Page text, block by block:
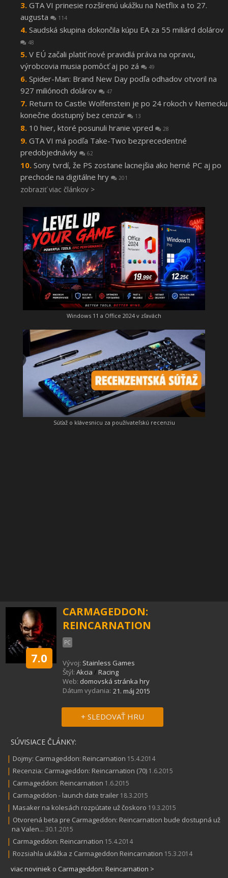
GTA VI prinesie rozšírenú ukážku na Netflix a to 27.
augusta
114
Saudská skupina dokončila kúpu EA za 55 miliárd dolárov
48
V EÚ začali platiť nové pravidlá práva na opravu,
výrobcovia musia pomôcť aj po zá
49
Spider-Man: Brand New Day podľa odhadov otvoril na
927 miliónoch dolárov
47
Return to Castle Wolfenstein je po 24 rokoch v Nemecku
konečne dostupný bez cenzúr
13
10 hier, ktoré posunuli hranie vpred 28
GTA VI má podľa Take-Two bezprecedentné
predobjednávky
62
Sony tvrdí, že PS zostane lacnejšia ako herné PC aj po
prechode na digitálne hry
201
zobraziť viac článkov >
Windows 11 a Office 2024 v zľavách
Súťaž o klávesnicu za používateľskú recenziu
7.0
CARMAGEDDON:
REINCARNATION
PC
Vývoj: Stainless Games
Štýl: Akcia / Racing
Web: domovská stránka hry
Dátum vydania: 21. máj 2015
+ SLEDOVAŤ HRU
SÚVISIACE ČLÁNKY:
| Dojmy: Carmageddon: Reincarnation 15.4.2014
| Recenzia: Carmageddon: Reincarnation (70) 1.6.2015
| Carmageddon: Reincarnation 1.6.2015
| Carmageddon - launch date trailer 18.3.2015
| Masaker na kolesách rozpútate už čoskoro 19.3.2015
| Otvorená beta pre Carmageddon: Reincarnation bude dostupná už
na Valen... 30.1.2015
| Carmageddon: Reincarnation 15.4.2014
| Rozsiahla ukážka z Carmageddon Reincarnation 15.3.2014
viac noviniek o Carmageddon: Reincarnation >